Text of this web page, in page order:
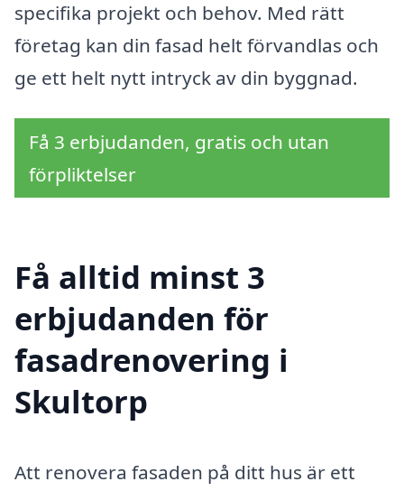
specifika projekt och behov. Med rätt
företag kan din fasad helt förvandlas och
ge ett helt nytt intryck av din byggnad.
Få 3 erbjudanden, gratis och utan
förpliktelser
Få alltid minst 3
erbjudanden för
fasadrenovering i
Skultorp
Att renovera fasaden på ditt hus är ett